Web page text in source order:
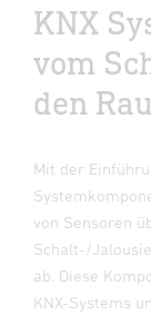
KNX
vom
den
Mit der
von Sensoren
Schalt-/
ab. Diese
KNX-Systems